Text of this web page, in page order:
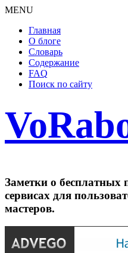
MENU
Главная
О блоге
Словарь
Содержание
FAQ
Поиск по сайту
Заметки о
сервисах для
мастеров.